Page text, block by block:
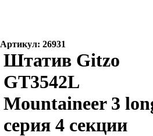
Артикул: 26931
Штатив Gitzo
GT3542L
Mountaineer 3
серия 4 секции